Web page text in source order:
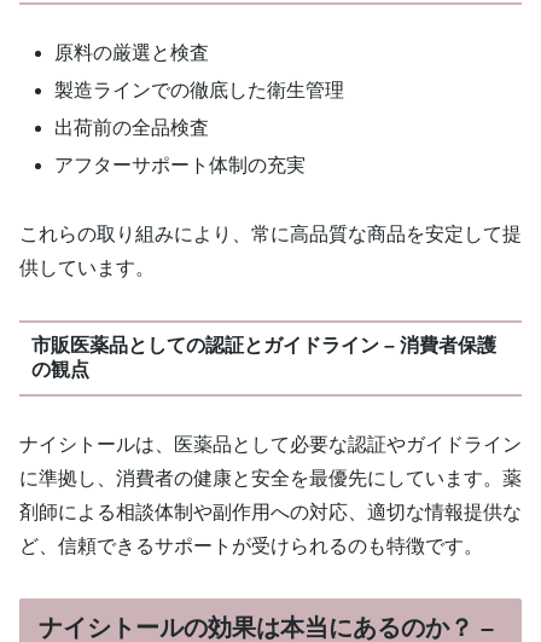
原料の厳選と検査
製造ラインでの徹底した衛生管理
出荷前の全品検査
アフターサポート体制の充実
これらの取り組みにより、常に高品質な商品を安定して提
供しています。
市販医薬品としての認証とガイドライン – 消費者保護
の観点
ナイシトールは、医薬品として必要な認証やガイドライン
に準拠し、消費者の健康と安全を最優先にしています。薬
剤師による相談体制や副作用への対応、適切な情報提供な
ど、信頼できるサポートが受けられるのも特徴です。
ナイシトールの効果は本当にあるのか？ –